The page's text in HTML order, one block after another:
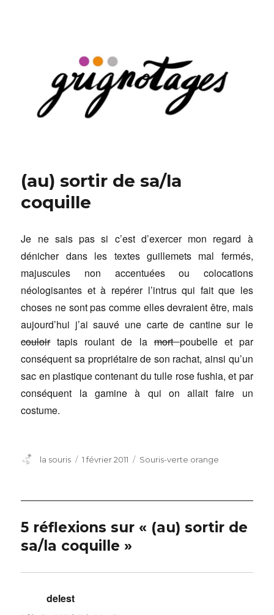
(au) sortir de sa/la
coquille
Je ne sais pas si c’est d’exercer mon regard à
dénicher dans les textes guillemets mal fermés,
majuscules non accentuées ou colocations
néologisantes et à repérer l’intrus qui fait que les
choses ne sont pas comme elles devraient être, mais
aujourd’hui j’ai sauvé une carte de cantine sur le
couloirtapis roulant de lamortpoubelle et par
conséquent sa propriétaire de son rachat, ainsi qu’un
sac en plastique contenant du tulle rose fushia, et par
conséquent la gamine à qui on allait faire un
costume.
Auteur
la souris
Publié
1 février 2011 Catégories
Souris-verte orange
5 réflexions sur « (au) sortir de
sa/la coquille »
delest